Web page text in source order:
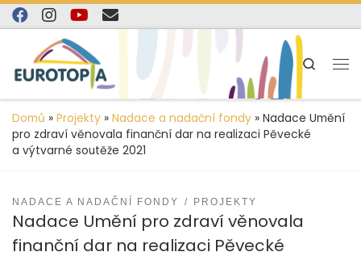
content
Skip to content
Search
Domů » Projekty » Nadace a nadační fondy » Nadace Umění
pro zdraví věnovala finanční dar na realizaci Pěvecké
a výtvarné soutěže 2021
NADACE A NADAČNÍ FONDY PROJEKTY
Nadace Umění pro zdraví věnovala
finanční dar na realizaci Pěvecké